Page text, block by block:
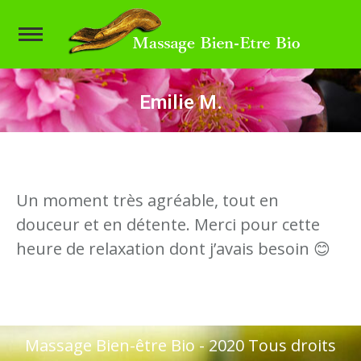
Emilie M.
Vous êtes ici :
Un moment très agréable, tout en
douceur et en détente. Merci pour cette
heure de relaxation dont j’avais besoin 😊
Massage Bien-être Bio - 2020 Tous droits